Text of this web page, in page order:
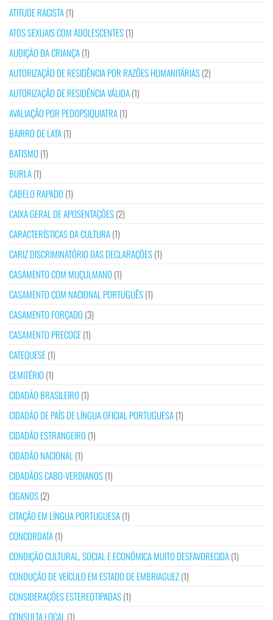
ATITUDE RACISTA(1)
ATOS SEXUAIS COM ADOLESCENTES(1)
AUDIÇÃO DA CRIANÇA(1)
AUTORIZAÇÃO DE RESIDÊNCIA POR RAZÕES HUMANITÁRIAS(2)
AUTORIZAÇÃO DE RESIDÊNCIA VÁLIDA(1)
AVALIAÇÃO POR PEDOPSIQUIATRA(1)
BAIRRO DE LATA(1)
BATISMO (1)
BURLA(1)
CABELO RAPADO (1)
CAIXA GERAL DE APOSENTAÇÕES(2)
CARACTERÍSTICAS DA CULTURA(1)
CARIZ DISCRIMINATÓRIO DAS DECLARAÇÕES(1)
CASAMENTO COM MUÇULMANO (1)
CASAMENTO COM NACIONAL PORTUGUÊS(1)
CASAMENTO FORÇADO (3)
CASAMENTO PRECOCE(1)
CATEQUESE(1)
CEMITÉRIO (1)
CIDADÃO BRASILEIRO (1)
CIDADÃO DE PAÍS DE LÍNGUA OFICIAL PORTUGUESA(1)
CIDADÃO ESTRANGEIRO (1)
CIDADÃO NACIONAL (1)
CIDADÃOS CABO-VERDIANOS(1)
CIGANOS(2)
CITAÇÃO EM LÍNGUA PORTUGUESA(1)
CONCORDATA(1)
CONDIÇÃO CULTURAL, SOCIAL E ECONÓMICA MUITO DESFAVORECIDA(1)
CONDUÇÃO DE VEÍCULO EM ESTADO DE EMBRIAGUEZ(1)
CONSIDERAÇÕES ESTEREOTIPADAS(1)
CONSULTA LOCAL (1)